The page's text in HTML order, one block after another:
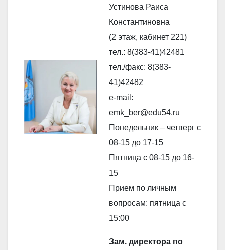
Устинова Раиса
Константиновна
(2 этаж, кабинет 221)
тел.: 8(383-41)42481
тел./факс: 8(383-
41)42482
e-mail:
emk_ber@edu54.ru
Понедельник – четверг с
08-15 до 17-15
Пятница с 08-15 до 16-
15
Прием по личным
вопросам: пятница с
15:00
Зам. директора по